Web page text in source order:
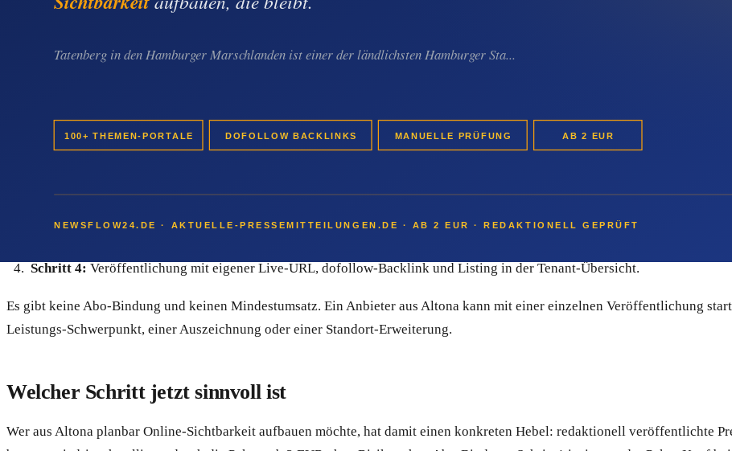
Schritt 4: Veröffentlichung mit eigener Live-URL, dofollow-Backlink und Listing in der Tenant-Übersicht.
Es gibt keine Abo-Bindung und keinen Mindestumsatz. Ein Anbieter aus Altona kann mit einer einzelnen Veröffentlichung
Leistungs-Schwerpunkt, einer Auszeichnung oder einer Standort-Erweiterung.
Welcher Schritt jetzt sinnvoll ist
Wer aus Altona planbar Online-Sichtbarkeit aufbauen möchte, hat damit einen konkreten Hebel: redaktionell veröffentlichte